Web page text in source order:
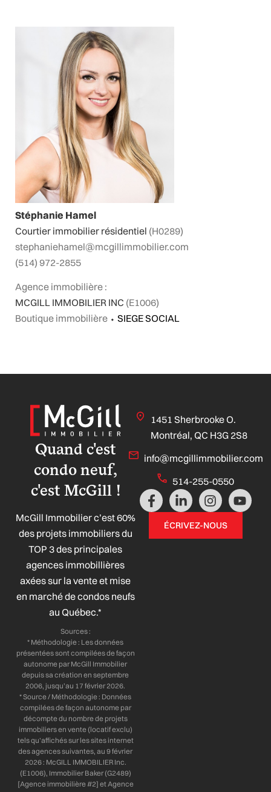
Stéphanie Hamel
Courtier immobilier résidentiel (H0289)
stephaniehamel@mcgillimmobilier.com
(514) 972-2855
Agence immobilière :
MCGILL IMMOBILIER INC (E1006)
Boutique immobilière ⬩ SIEGE SOCIAL
Quand c'est
condo neuf,
c'est McGill !
McGill Immobilier c’est 60%
des projets immobiliers du
TOP 3 des principales
agences immobillières
axées sur la vente et mise
en marché de condos neufs
au Québec.*
Sources :
* Méthodologie : Les données
présentées sont compilées de façon
autonome par McGill Immobilier
depuis sa création en septembre
2006, jusqu’au 17 février 2026.
* Source / Méthodologie : Données
compilées de façon autonome par
décompte du nombre de projets
immobiliers en vente (locatif exclu)
tels qu’affichés sur les sites internet
des agences suivantes, au 9 février
2026 : McGILL IMMOBILIER Inc.
(E1006), Immobilier Baker (G2489)
[Agence immobilière #2] et Agence
1451 Sherbrooke O.
Montréal, QC H3G 2S8
info@mcgillimmobilier.com
514-255-0550
F
a
L
i
n
k
I
n
s
t
Y
o
ÉCRIVEZ-NOUS